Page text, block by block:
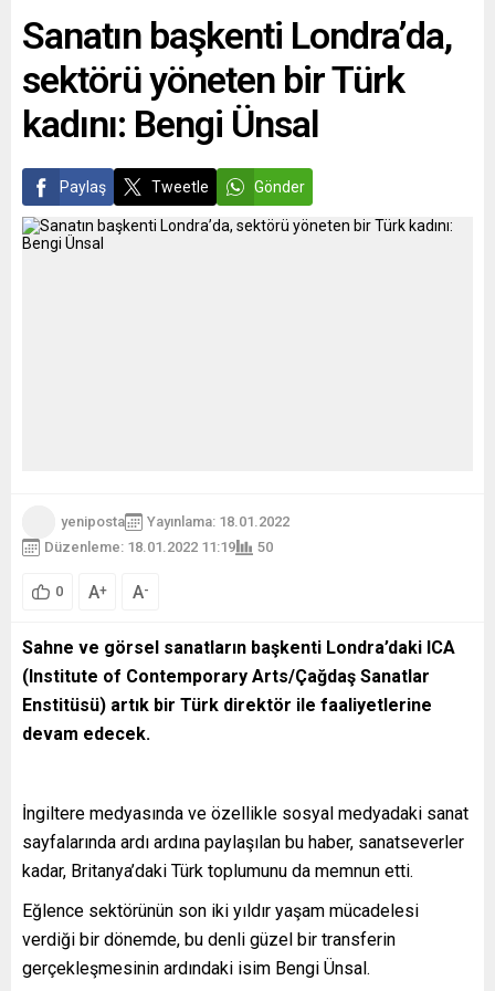
yüzlerce kişinin katıldığı
dayanışma...
giderilmesi için maddi
tazminat verilmesi
öngörülen tasarıya...
Sanatın başkenti Londra’da,
sektörü yöneten bir Türk
kadını: Bengi Ünsal
Paylaş Tweetle Gönder
yeniposta
Yayınlama: 18.01.2022
Düzenleme: 18.01.2022 11:19
50
0 A+ A-
Sahne ve görsel sanatların başkenti Londra’daki ICA
(Institute of Contemporary Arts/Çağdaş Sanatlar
Enstitüsü) artık bir Türk direktör ile faaliyetlerine
devam edecek.
İngiltere medyasında ve özellikle sosyal medyadaki sanat
sayfalarında ardı ardına paylaşılan bu haber, sanatseverler
kadar, Britanya’daki Türk toplumunu da memnun etti.
Eğlence sektörünün son iki yıldır yaşam mücadelesi
verdiği bir dönemde, bu denli güzel bir transferin
gerçekleşmesinin ardındaki isim Bengi Ünsal.